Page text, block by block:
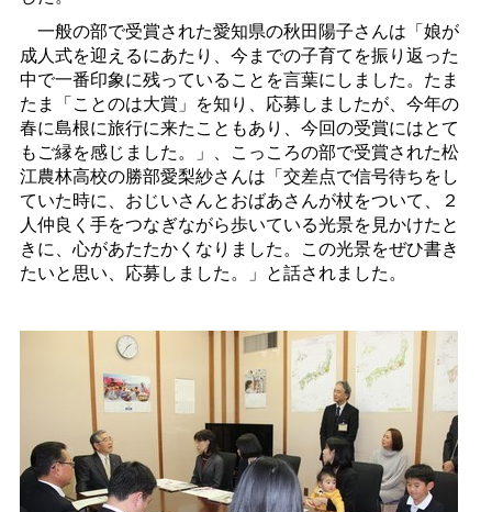
一般の部で受賞された愛知県の秋田陽子さんは「娘が
成人式を迎えるにあたり、今までの子育てを振り返った
中で一番印象に残っていることを言葉にしました。たま
たま「ことのは大賞」を知り、応募しましたが、今年の
春に島根に旅行に来たこともあり、今回の受賞にはとて
もご縁を感じました。」、こっころの部で受賞された松
江農林高校の勝部愛梨紗さんは「交差点で信号待ちをし
ていた時に、おじいさんとおばあさんが杖をついて、２
人仲良く手をつなぎながら歩いている光景を見かけたと
きに、心があたたかくなりました。この光景をぜひ書き
たいと思い、応募しました。」と話されました。